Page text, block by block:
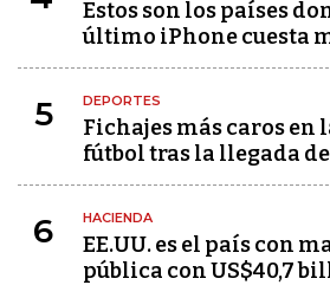
Estos son los países
último iPhone cuesta
5 DEPORTES
Fichajes más caros en
fútbol tras la llegada
6 HACIENDA
EE.UU. es el país con
pública con US$40,7